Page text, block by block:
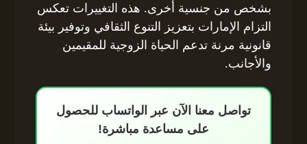
بشخص من جنسية أخرى. هذه التغييرات تعكس
التزام الإمارات بتعزيز التنوع الثقافي وتوفير بيئة
قانونية مرنة تدعم الحياة الزوجية للمقيمين
والأجانب.
تواصل معنا الآن عبر الواتساب للحصول
على مساعدة مباشرة!